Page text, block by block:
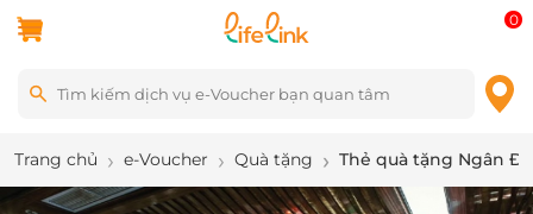
0
Trang chủ e-Voucher Quà tặng Thẻ quà tặng Ngân